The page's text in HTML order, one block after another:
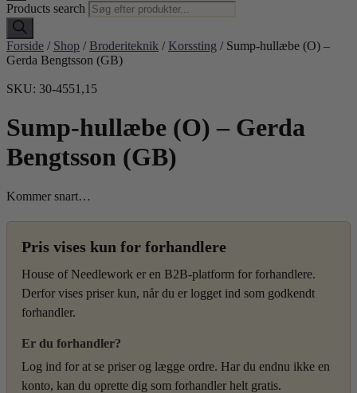
Products search
Forside / Shop / Broderiteknik / Korssting / Sump-hullæbe (O) –
Gerda Bengtsson (GB)
SKU: 30-4551,15
Sump-hullæbe (O) – Gerda
Bengtsson (GB)
Kommer snart…
Pris vises kun for forhandlere
House of Needlework er en B2B-platform for forhandlere.
Derfor vises priser kun, når du er logget ind som godkendt
forhandler.
Er du forhandler?
Log ind for at se priser og lægge ordre. Har du endnu ikke en
konto, kan du oprette dig som forhandler helt gratis.